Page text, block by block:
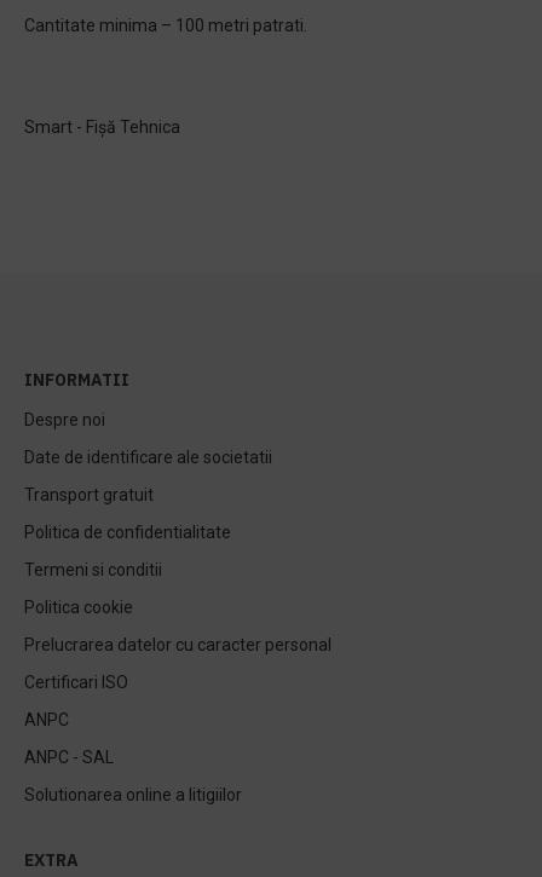
Cantitate minima – 100 metri patrati.
Smart - Fișă Tehnica
INFORMATII
Despre noi
Date de identificare ale societatii
Transport gratuit
Politica de confidentialitate
Termeni si conditii
Politica cookie
Prelucrarea datelor cu caracter personal
Certificari ISO
ANPC
ANPC - SAL
Solutionarea online a litigiilor
EXTRA